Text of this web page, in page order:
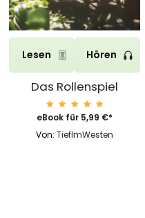
Lesen Hören
Das Rollenspiel
Bewert
et mit
von 5
eBook für 5,99 €*
Von: TiefImWesten